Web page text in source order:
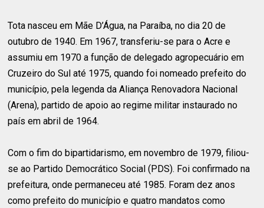
Tota nasceu em Mãe D’Água, na Paraíba, no dia 20 de
outubro de 1940. Em 1967, transferiu-se para o Acre e
assumiu em 1970 a função de delegado agropecuário em
Cruzeiro do Sul até 1975, quando foi nomeado prefeito do
município, pela legenda da Aliança Renovadora Nacional
(Arena), partido de apoio ao regime militar instaurado no
país em abril de 1964.
Com o fim do bipartidarismo, em novembro de 1979, filiou-
se ao Partido Democrático Social (PDS). Foi confirmado na
prefeitura, onde permaneceu até 1985. Foram dez anos
como prefeito do município e quatro mandatos como